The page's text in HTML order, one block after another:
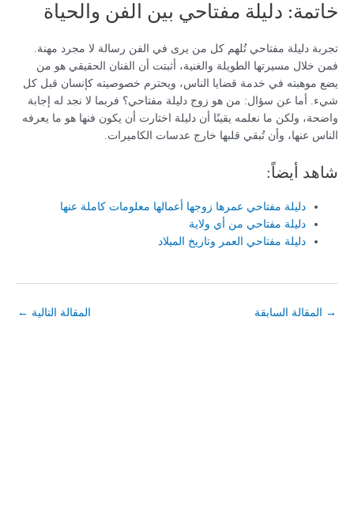
خاتمة: دليلة مفتاحي بين الفن والحياة
تجربة دليلة مفتاحي تُلهم كل من يرى في الفن رسالة لا مجرد مهنة.
فمن خلال مسيرتها الطويلة والغنية، أثبتت أن الفنان الحقيقي هو من
يضع موهبته في خدمة قضايا الناس، ويحترم خصوصيته كإنسان قبل كل
شيء. أما عن سؤال: من هو زوج دليلة مفتاحي؟ فربما لا نجد له إجابة
واضحة، ولكن ما نعلمه يقينًا أن دليلة اختارت أن يكون فنها هو ما يعرفه
الناس عنها، وأن تُبقي قلبها خارج عدسات الكاميرات.
شاهد أيضاً:
دليلة مفتاحي عمرها زوجها أعمالها معلومات كاملة عنها
دليلة مفتاحي من أي ولاية
دليلة مفتاحي العمر وتاريخ الميلاد
→ المقالة السابقة المقالة التالية ←